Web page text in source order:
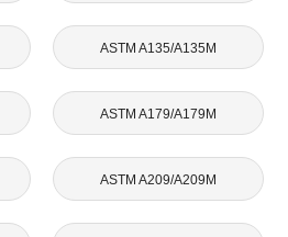
ASTM A135/A135M
ASTM A179/A179M
ASTM A209/A209M